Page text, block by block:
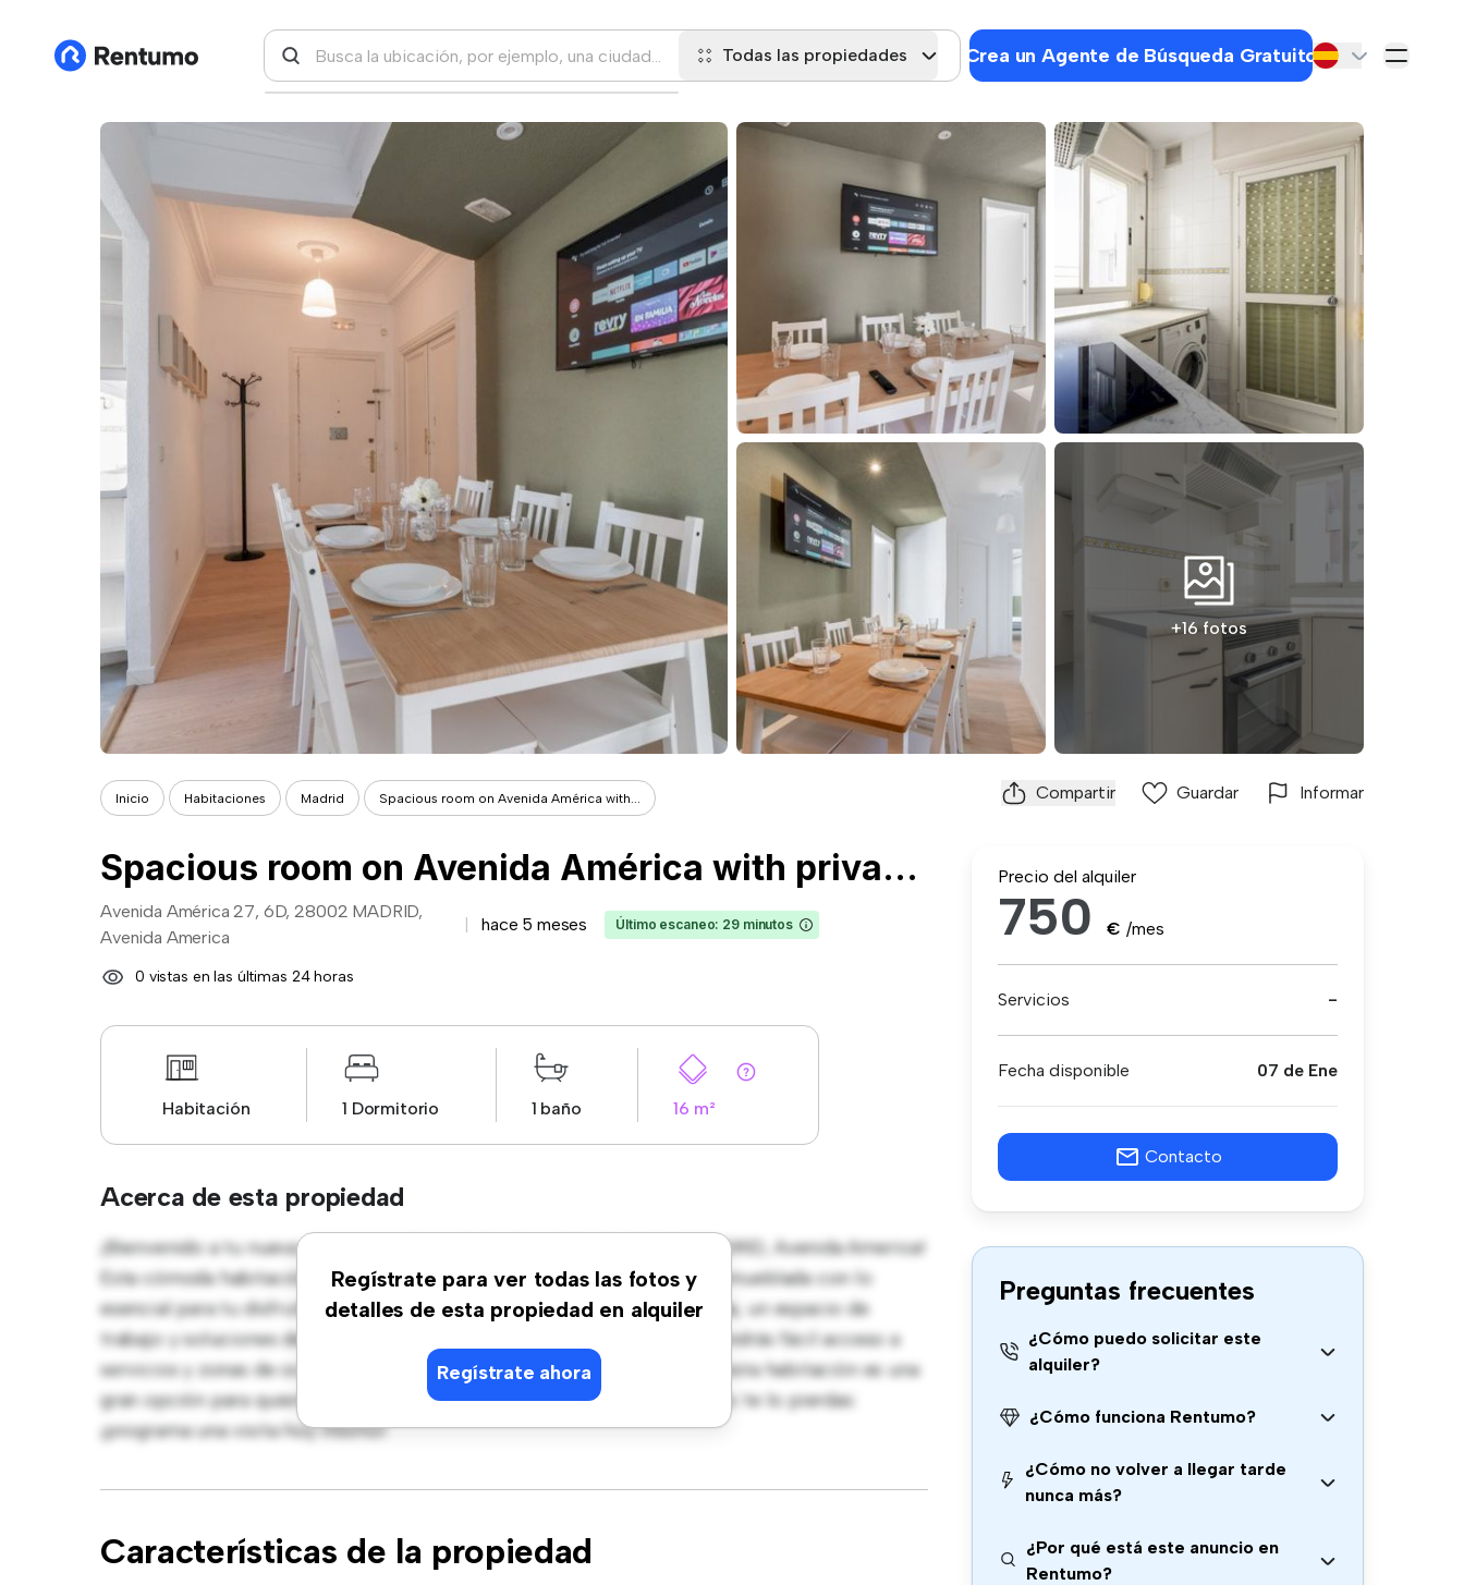
Todas las propiedades Crea un Agente de Búsqueda Gratuito
+16 fotos
Inicio Habitaciones Madrid Spacious room on Avenida América with... Compartir Guardar Informar
Spacious room on Avenida América with private terrace
Avenida América 27, 6D, 28002 MADRID,
Avenida America
hace 5 meses Último escaneo: 29 minutos
0 vistas en las últimas 24 horas
Habitación 1 Dormitorio 1 baño 16 m²
Acerca de esta propiedad
Regístrate para ver todas las fotos y
detalles de esta propiedad en alquiler
Regístrate ahora
¡Bienvenido a tu nueva estancia en Avenida América 27, 6D, 28002 MADRID, Avenida America!
Esta cómoda habitación ofrece un espacio de vida pacífico y privado. Amueblada con lo
esencial para tu disfrute, esta habitación proporciona una cama cómoda, un espacio de
trabajo y soluciones de almacenamiento. Con su increíble ubicación, tendrás fácil acceso a
servicios y zonas de ocio cercanas. Con un precio asequible de € 750, esta habitación es una
gran opción para quienes buscan un estilo de vida cómodo y sencillo. No te lo pierdas:
¡programa una visita hoy mismo!
Características de la propiedad
Precio del alquiler
750 € /mes
Servicios -
Fecha disponible 07 de Ene
Contacto
Preguntas frecuentes
¿Cómo puedo solicitar este
alquiler?
¿Cómo funciona Rentumo?
¿Cómo no volver a llegar tarde
nunca más?
¿Por qué está este anuncio en
Rentumo?